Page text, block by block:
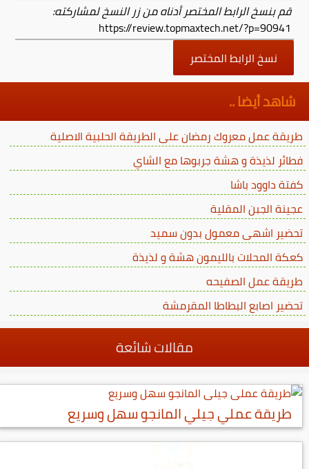
قم بنسخ الرابط المختصر أدناه من زر النسخ لمشاركته:
https://review.topmaxtech.net/?p=90941
نسخ الرابط المختصر
شاهد أيضا ..
طريقة عمل معروك رمضان على الطريقة الحلبية الاصلية
فطائر لذيذة و هشة جربوها مع الشاي
كفتة داوود باشا
عجينة الجبن المقلية
تحضير اشهى معمول بدون سميد
كعكة المحلات بالليمون هشة و لذيذة
طريقة عمل الصفيحه
تحضير اصابع البطاطا المقرمشة
مقالات شائعة
طريقة عملي جيلي المانجو سهل وسريع